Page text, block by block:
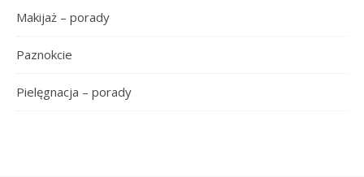
Makijaż – porady
Paznokcie
Pielęgnacja – porady